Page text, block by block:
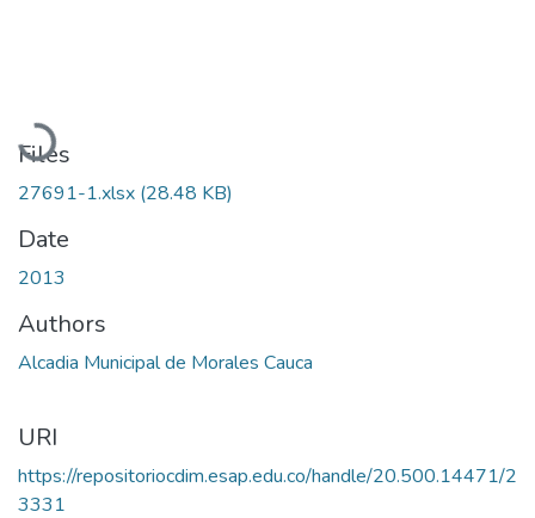
Loading...
Files
27691-1.xlsx (28.48 KB)
Date
2013
Authors
Alcadia Municipal de Morales Cauca
URI
https://repositoriocdim.esap.edu.co/handle/20.500.14471/2
3331